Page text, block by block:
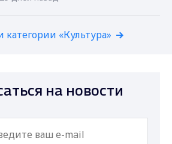
«Культура»
на новости